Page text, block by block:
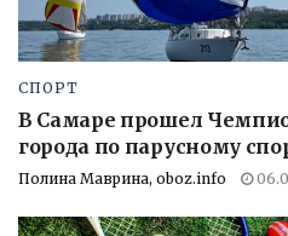
СПОРТ
В Самаре прошел
города по парусному
Полина Маврина, oboz.info